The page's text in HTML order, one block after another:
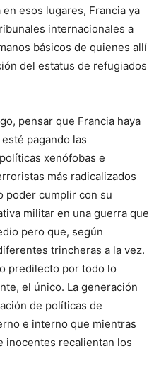
esos lugares, Francia ya
internacionales a
básicos de quienes allí
del estatus de refugiados
pensar que Francia haya
pagando las
xenófobas e
más radicalizados
poder cumplir con su
militar en una guerra que
pero que, según
trincheras a la vez.
predilecto por todo lo
el único. La generación
de políticas de
e interno que mientras
inocentes recalientan los